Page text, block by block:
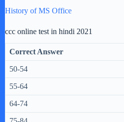
History of MS Office
ccc online test in hindi 2021
Correct Answer
50-54
55-64
64-74